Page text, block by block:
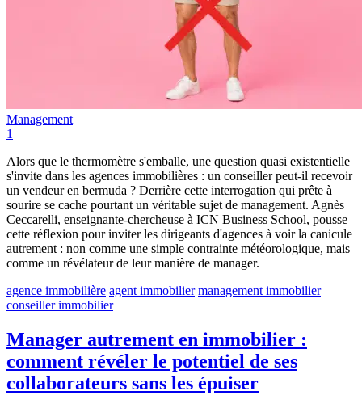
Management
1
Alors que le thermomètre s'emballe, une question quasi existentielle
s'invite dans les agences immobilières : un conseiller peut-il recevoir
un vendeur en bermuda ? Derrière cette interrogation qui prête à
sourire se cache pourtant un véritable sujet de management. Agnès
Ceccarelli, enseignante-chercheuse à ICN Business School, pousse
cette réflexion pour inviter les dirigeants d'agences à voir la canicule
autrement : non comme une simple contrainte météorologique, mais
comme un révélateur de leur manière de manager.
agence immobilière agent immobilier management immobilier
conseiller immobilier
Manager autrement en immobilier :
comment révéler le potentiel de ses
collaborateurs sans les épuiser